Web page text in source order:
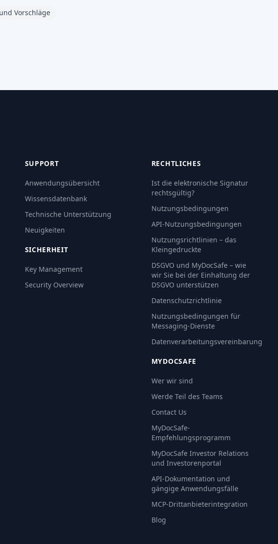
Vorschläge
SUPPORT
Anwendungsübersicht
Wissensdatenbank
Technische Unterstützung
Neuigkeiten
SICHERHEIT
Key Management
Security Overview
RECHTLICHES
Ist die elektronische Signatur
rechtsgültig?
Nutzungsbedingungen
API-Nutzungsbedingungen
Nutzungsrichtlinien – das
Kleingedruckte
DSGVO und MyDocSafe – wie
wir Sie bei der Einhaltung der
DSGVO unterstützen
Datenschutzrichtlinie
Nutzungsbedingungen für
Messaging-Dienste
Datenverarbeitungsvereinbarung
MYDOCSAFE
Wer wir sind
Werde Teil des Teams
Contact Us
MyDocSafe-
Empfehlungsprogramm
MyDocSafe Investor Relations
und Investorenportal
API-Dokumentation und
gängige Anwendungsfälle
MCP-Drittanbieterintegration
Blog